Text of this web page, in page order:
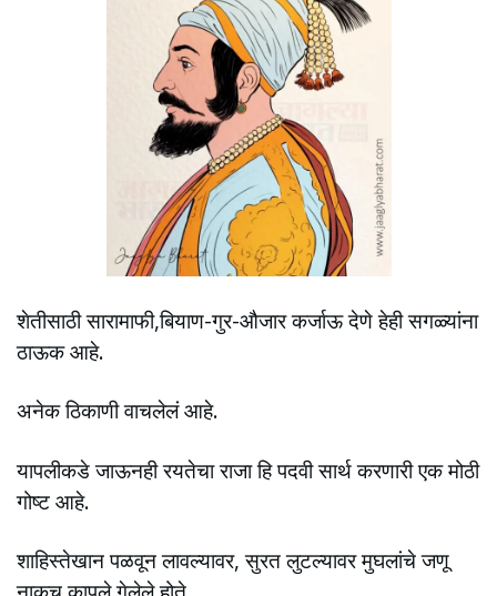
शेतीसाठी सारामाफी,बियाण-गुर-औजार कर्जाऊ देणे हेही सगळ्यांना
ठाऊक आहे.
अनेक ठिकाणी वाचलेलं आहे.
यापलीकडे जाऊनही रयतेचा राजा हि पदवी सार्थ करणारी एक मोठी
गोष्ट आहे.
शाहिस्तेखान पळवून लावल्यावर, सुरत लुटल्यावर मुघलांचे जणू